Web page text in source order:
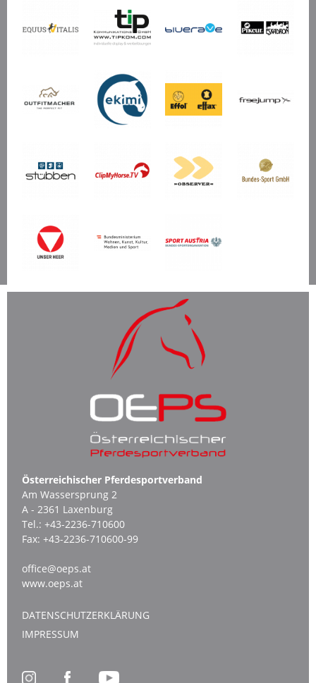
Österreichischer Pferdesportverband
Am Wassersprung 2
A - 2361 Laxenburg
Tel.: +43-2236-710600
Fax: +43-2236-710600-99
office@oeps.at
www.oeps.at
DATENSCHUTZERKLÄRUNG
IMPRESSUM